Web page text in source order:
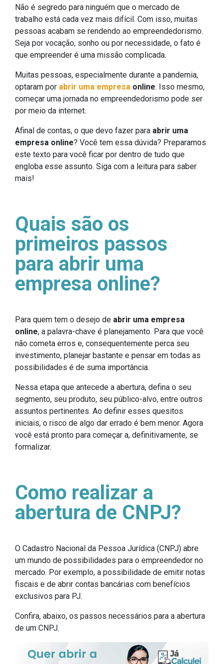
Não é segredo para ninguém que o mercado de
trabalho está cada vez mais difícil. Com isso, muitas
pessoas acabam se rendendo ao empreendedorismo.
Seja por vocação, sonho ou por necessidade, o fato é
que empreender é uma missão complicada.
Muitas pessoas, especialmente durante a pandemia,
optaram por abrir uma empresa online. Isso mesmo,
começar uma jornada no empreendedorismo pode ser
por meio da internet.
Afinal de contas, o que devo fazer para abrir uma
empresa online? Você tem essa dúvida? Preparamos
este texto para você ficar por dentro de tudo que
engloba esse assunto. Siga com a leitura para saber
mais!
Quais são os
primeiros passos
para abrir uma
empresa online?
Para quem tem o desejo de abrir uma empresa
online, a palavra-chave é planejamento. Para que você
não cometa erros e, consequentemente perca seu
investimento, planejar bastante e pensar em todas as
possibilidades é de suma importância.
Nessa etapa que antecede a abertura, defina o seu
segmento, seu produto, seu público-alvo, entre outros
assuntos pertinentes. Ao definir esses quesitos
iniciais, o risco de algo dar errado é bem menor. Agora
você está pronto para começar a, definitivamente, se
formalizar.
Como realizar a
abertura de CNPJ?
O Cadastro Nacional da Pessoa Jurídica (CNPJ) abre
um mundo de possibilidades para o empreendedor no
mercado. Por exemplo, a possibilidade de emitir notas
fiscais e de abrir contas bancárias com benefícios
exclusivos para PJ.
Confira, abaixo, os passos necessários para a abertura
de um CNPJ.